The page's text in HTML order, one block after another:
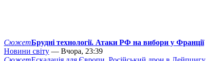
СюжетБрудні технології. Атаки РФ на вибори у Франції
Новини світу — Вчора, 23:39